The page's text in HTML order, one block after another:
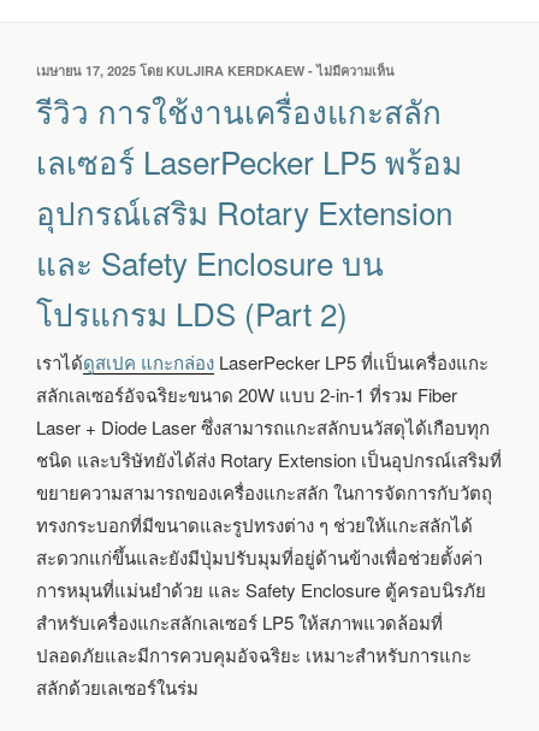
เขียน
วัน
ที่
เมษายน 17, 2025 โดย KULJIRA KERDKAEW -ไม่มีความเห็น
การ
งาน
แกะ
สลัก
เสริม
ROTARY
EXTENSION
และ
SAFETY
ENCLOSURE
บน
โปรแกรม
LDS
2)
รีวิว การใช้งานเครื่องแกะสลัก
เลเซอร์ LaserPecker LP5 พร้อม
อุปกรณ์เสริม Rotary Extension
และ Safety Enclosure บน
โปรแกรม LDS (Part 2)
เราได้ดูสเปค แกะกล่อง LaserPecker LP5 ที่เเป็นเครื่องแกะ
สลักเลเซอร์อัจฉริยะขนาด 20W แบบ 2-in-1 ที่รวม Fiber
Laser + Diode Laser ซึ่งสามารถแกะสลักบนวัสดุได้เกือบทุก
ชนิด และบริษัทยังได้ส่ง Rotary Extension เป็นอุปกรณ์เสริมที่
ขยายความสามารถของเครื่องแกะสลัก ในการจัดการกับวัตถุ
ทรงกระบอกที่มีขนาดและรูปทรงต่าง ๆ ช่วยให้แกะสลักได้
สะดวกแก่ขึ้นและยังมีปุ่มปรับมุมที่อยู่ด้านข้างเพื่อช่วยตั้งค่า
การหมุนที่แม่นยำด้วย และ Safety Enclosure ตู้ครอบนิรภัย
สำหรับเครื่องแกะสลักเลเซอร์ LP5 ให้สภาพแวดล้อมที่
ปลอดภัยและมีการควบคุมอัจฉริยะ เหมาะสำหรับการแกะ
สลักด้วยเลเซอร์ในร่ม